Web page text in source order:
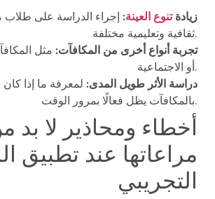
زيادةتنوع العينة:إجراء الدراسة على
ثقافية وتعليمية مختلفة.
تجربة أنواع أخرى من المكافآت: مثل
أو الاجتماعية.
دراسة الأثر طويل المدى: لمعرفة ما إذا كان
بالمكافآت يظل فعالًا بمرور الوقت.
أخطاء ومحاذير لا بد
مراعاتها عند تطبيق
التجريبي